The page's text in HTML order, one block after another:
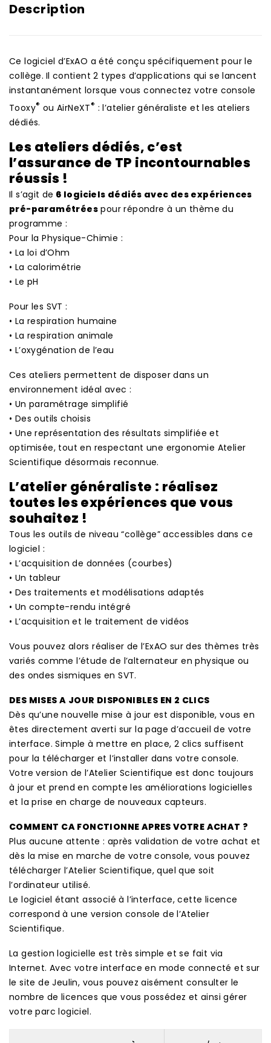
Description
Ce logiciel d’ExAO a été conçu spécifiquement pour le
collège. Il contient 2 types d’applications qui se lancent
instantanément lorsque vous connectez votre console
Tooxy® ou AirNeXT® : l’atelier généraliste et les ateliers
dédiés.
Les ateliers dédiés, c’est
l’assurance de TP incontournables
réussis !
Il s’agit de 6 logiciels dédiés avec des expériences
pré-paramétrées pour répondre à un thème du
programme :
Pour la Physique-Chimie :
• La loi d’Ohm
• La calorimétrie
• Le pH
Pour les SVT :
• La respiration humaine
• La respiration animale
• L’oxygénation de l’eau
Ces ateliers permettent de disposer dans un
environnement idéal avec :
• Un paramétrage simplifié
• Des outils choisis
• Une représentation des résultats simplifiée et
optimisée, tout en respectant une ergonomie Atelier
Scientifique désormais reconnue.
L’atelier généraliste : réalisez
toutes les expériences que vous
souhaitez !
Tous les outils de niveau “collège” accessibles dans ce
logiciel :
• L’acquisition de données (courbes)
• Un tableur
• Des traitements et modélisations adaptés
• Un compte-rendu intégré
• L’acquisition et le traitement de vidéos
Vous pouvez alors réaliser de l’ExAO sur des thèmes très
variés comme l’étude de l’alternateur en physique ou
des ondes sismiques en SVT.
DES MISES A JOUR DISPONIBLES EN 2 CLICS
Dès qu’une nouvelle mise à jour est disponible, vous en
êtes directement averti sur la page d’accueil de votre
interface. Simple à mettre en place, 2 clics suffisent
pour la télécharger et l’installer dans votre console.
Votre version de l’Atelier Scientifique est donc toujours
à jour et prend en compte les améliorations logicielles
et la prise en charge de nouveaux capteurs.
COMMENT CA FONCTIONNE APRES VOTRE ACHAT ?
Plus aucune attente : après validation de votre achat et
dès la mise en marche de votre console, vous pouvez
télécharger l’Atelier Scientifique, quel que soit
l’ordinateur utilisé.
Le logiciel étant associé à l’interface, cette licence
correspond à une version console de l’Atelier
Scientifique.
La gestion logicielle est très simple et se fait via
Internet. Avec votre interface en mode connecté et sur
le site de Jeulin, vous pouvez aisément consulter le
nombre de licences que vous possédez et ainsi gérer
votre parc logiciel.